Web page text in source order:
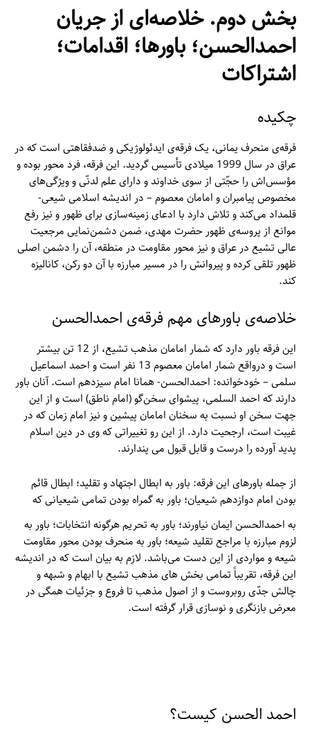
بخش دوم. خلاصه‌ای از جریان
احمدالحسن؛ باورها؛ اقدامات؛
اشتراکات
چکیده
فرقه‌ی منحرف یمانی، یک فرقه‌ی ایدئولوژیکی و ضدفقاهتی است که در
عراق در سال 1999 میلادی تأسیس گردید. این فرقه، فرد محور بوده و
مؤسس‌اش را حجّتی از سوی خداوند و دارای علم لدنّی و ویژگی‌های
مخصوص پیامبران و امامان معصوم – در اندیشه اسلامی شیعی-
قلمداد می‌کند و تلاش دارد با ادعای زمینه‌سازی برای ظهور و نیز رفع
موانع از پروسه‌ی ظهور حضرت مهدی، ضمن دشمن‌نمایی مرجعیت
عالی تشیع در عراق و نیز محور مقاومت در منطقه، آن را دشمن اصلی
ظهور تلقی کرده و پیروانش را در مسیر مبارزه با آن دو رکن، کانالیزه
کند.
خلاصه‌ی باورهای مهم فرقه‌ی احمدالحسن
این فرقه باور دارد که شمار امامان مذهب تشیع، از 12 تن بیشتر
است و درواقع شمار امامان معصوم 13 نفر است و احمد اسماعیل
سلمی – خودخوانده: احمدالحسن- همانا امام سیزدهم است. آنان باور
دارند که احمد السلمی، پیشوای سخن‌گو (امام ناطق) است و از این
جهت سخن او نسبت به سخنان امامان پیشین و نیز امام زمان که در
غیبت است، ارجحیت دارد. از این رو تغییراتی که وی در دین اسلام
پدید آورده را درست و قابل قبول می پندارند.
از جمله باورهای این فرقه: باور به ابطال اجتهاد و تقلید؛ ابطال قائم
بودن امام دوازدهم شیعیان؛ باور به گمراه بودن تمامی شیعیانی که
به احمدالحسن ایمان نیاورند؛ باور به تحریم هرگونه انتخابات؛ باور به
لزوم مبارزه با مراجع تقلید شیعه؛ باور به منحرف بودن محور مقاومت
شیعه و مواردی از این دست می‌باشد. لازم به بیان است که در اندیشه
این فرقه، تقریباً تمامی بخش های مذهب تشیع با ابهام و شبهه و
چالش جدّی روبروست و از اصول مذهب تا فروع و جزئیات همگی در
معرض بازنگری و نوسازی قرار گرفته است.
احمد الحسن کیست؟